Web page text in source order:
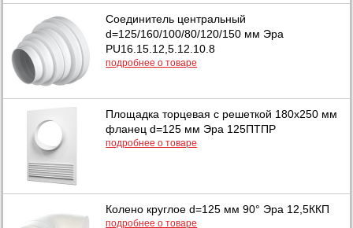
Соединитель центральный
d=125/160/100/80/120/150 мм Эра
PU16.15.12,5.12.10.8
подробнее о товаре
Площадка торцевая с решеткой 180х250 мм
фланец d=125 мм Эра 125ПТПР
подробнее о товаре
Колено круглое d=125 мм 90° Эра 12,5ККП
подробнее о товаре